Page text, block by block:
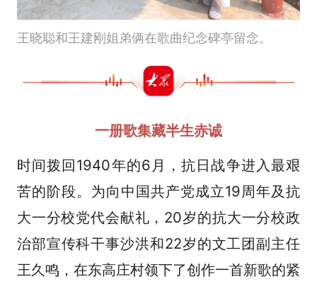
王晓聪和王建刚姐弟俩在歌曲纪念碑亭留念。
一册歌集藏半生赤诚
时间拨回1940年的6月，抗日战争进入最艰
苦的阶段。为向中国共产党成立19周年及抗
大一分校党代会献礼，20岁的抗大一分校政
治部宣传科干事沙洪和22岁的文工团副主任
王久鸣，在东高庄村领下了创作一首新歌的紧